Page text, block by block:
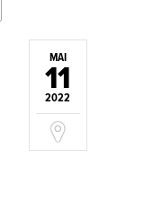
MAI
11
2022